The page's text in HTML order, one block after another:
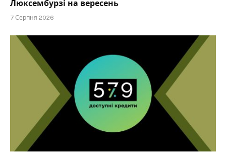
Люксембурзі на вересень
7 Серпня 2026